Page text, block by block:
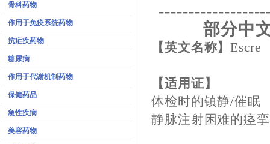
骨科药物
作用于免疫系统药物
抗疟疾药物
糖尿病
作用于代谢机制药物
保健药品
急性疾病
美容药物
部分中
【英文名称】Escre
【适用证】
体检时的镇静/催眠
静脉注射困难的痉